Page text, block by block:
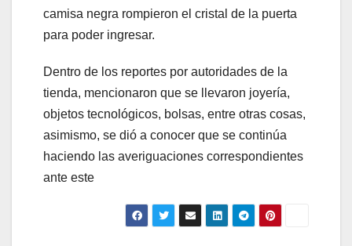
camisa negra rompieron el cristal de la puerta
para poder ingresar.
Dentro de los reportes por autoridades de la
tienda, mencionaron que se llevaron joyería,
objetos tecnológicos, bolsas, entre otras cosas,
asimismo, se dió a conocer que se continúa
haciendo las averiguaciones correspondientes
ante este